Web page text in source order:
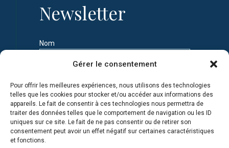
Gérer le consentement
Pour offrir les meilleures expériences, nous utilisons des technologies
telles que les cookies pour stocker et/ou accéder aux informations des
appareils. Le fait de consentir à ces technologies nous permettra de
traiter des données telles que le comportement de navigation ou les ID
uniques sur ce site. Le fait de ne pas consentir ou de retirer son
consentement peut avoir un effet négatif sur certaines caractéristiques
et fonctions.
Newsletter
Nom
Adresse e-mail